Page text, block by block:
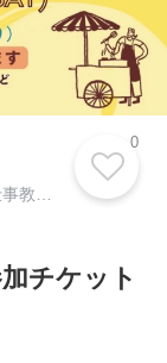
Pikake（ピカケ）手作り石けんと植物の手仕事教室 オンラインショップ
チケット
0